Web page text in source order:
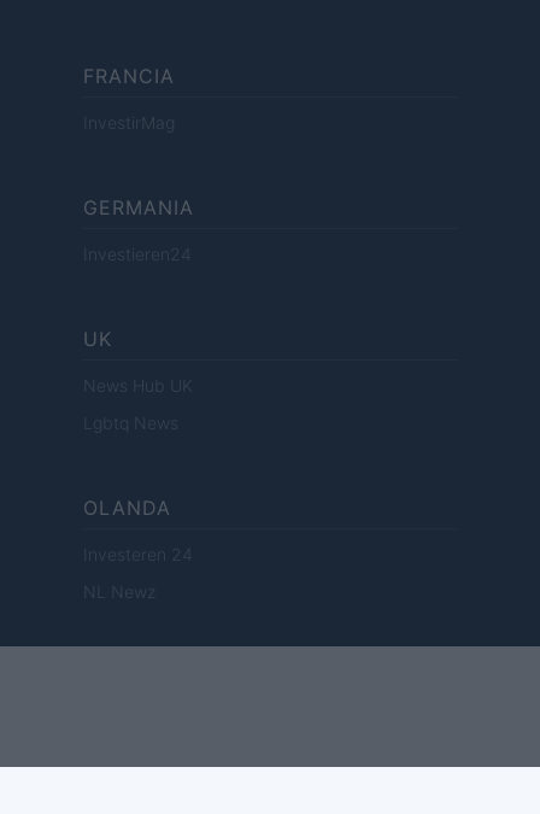
FRANCIA
InvestirMag
GERMANIA
Investieren24
UK
News Hub UK
Lgbtq News
OLANDA
Investeren 24
NL Newz